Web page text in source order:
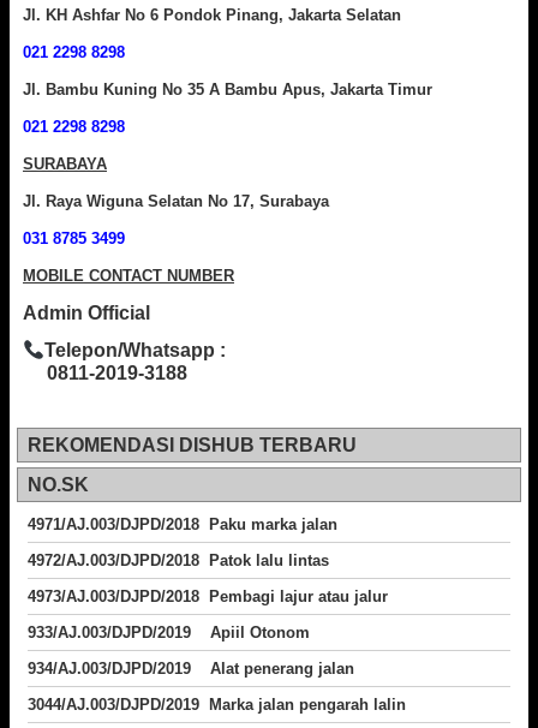
Jl. KH Ashfar No 6 Pondok Pinang, Jakarta Selatan
021 2298 8298
Jl. Bambu Kuning No 35 A Bambu Apus, Jakarta Timur
021 2298 8298
SURABAYA
Jl. Raya Wiguna Selatan No 17, Surabaya
031 8785 3499
MOBILE CONTACT NUMBER
Admin Official
Telepon/Whatsapp :
0811-2019-3188
REKOMENDASI DISHUB TERBARU
NO.SK
4971/AJ.003/DJPD/2018 Paku marka jalan
4972/AJ.003/DJPD/2018 Patok lalu lintas
4973/AJ.003/DJPD/2018
Pembagi lajur atau jalur
933/AJ.003/DJPD/2019 Apiil Otonom
934/AJ.003/DJPD/2019 Alat penerang jalan
3044/AJ.003/DJPD/2019 Marka jalan pengarah lalin